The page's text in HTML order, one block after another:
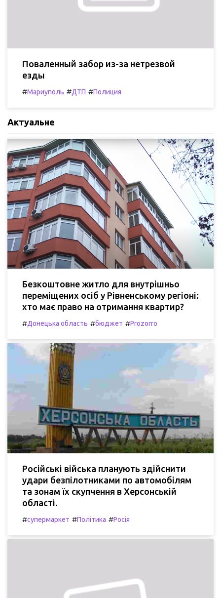
Поваленный забор из-за нетрезвой
езды
#Мариуполь #ДТП #Полиция
Актуальне
Безкоштовне житло для внутрішньо
переміщених осіб у Рівненському регіоні:
хто має право на отримання квартир?
#Донецька область #бюджет #Prozorro
Російські війська планують здійснити
удари безпілотниками по автомобілям
та зонам їх скупчення в Херсонській
області.
#супермаркет #Політика #Росія